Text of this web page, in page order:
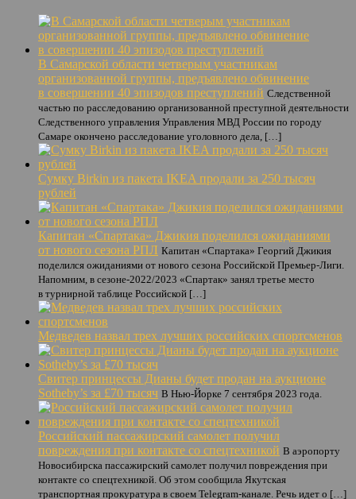
В Самарской области четверым участникам
организованной группы, предъявлено обвинение
в совершении 40 эпизодов преступлений Следственной
частью по расследованию организованной преступной деятельности
Следственного управления Управления МВД России по городу
Самаре окончено расследование уголовного дела, […]
Сумку Birkin из пакета IKEA продали за 250 тысяч
рублей
Капитан «Спартака» Джикия поделился ожиданиями
от нового сезона РПЛ Капитан «Спартака» Георгий Джикия
поделился ожиданиями от нового сезона Российской Премьер-Лиги.
Напомним, в сезоне-2022/2023 «Спартак» занял третье место
в турнирной таблице Российской […]
Медведев назвал трех лучших российских спортсменов
Свитер принцессы Дианы будет продан на аукционе
Sotheby’s за £70 тысяч В Нью-Йорке 7 сентября 2023 года.
Российский пассажирский самолет получил
повреждения при контакте со спецтехникой В аэропорту
Новосибирска пассажирский самолет получил повреждения при
контакте со спецтехникой. Об этом сообщила Якутская
транспортная прокуратура в своем Telegram-канале. Речь идет о […]